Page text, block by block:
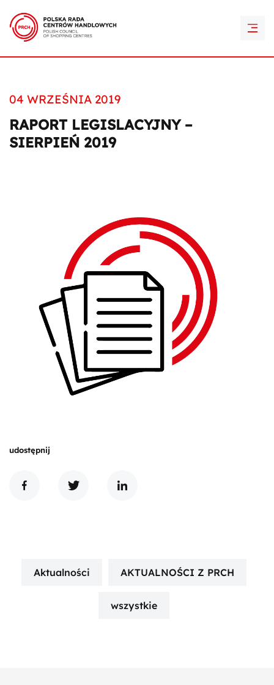
04 WRZEŚNIA 2019
RAPORT LEGISLACYJNY –
SIERPIEŃ 2019
udostępnij
Aktualności AKTUALNOŚCI Z PRCH
wszystkie